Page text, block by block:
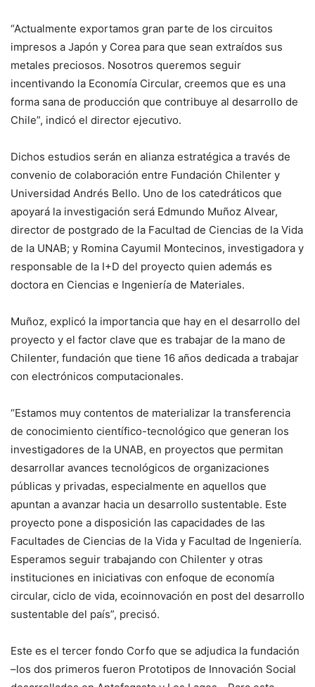
“Actualmente exportamos gran parte de los circuitos
impresos a Japón y Corea para que sean extraídos sus
metales preciosos. Nosotros queremos seguir
incentivando la Economía Circular, creemos que es una
forma sana de producción que contribuye al desarrollo de
Chile”, indicó el director ejecutivo.
Dichos estudios serán en alianza estratégica a través de
convenio de colaboración entre Fundación Chilenter y
Universidad Andrés Bello. Uno de los catedráticos que
apoyará la investigación será Edmundo Muñoz Alvear,
director de postgrado de la Facultad de Ciencias de la Vida
de la UNAB; y Romina Cayumil Montecinos, investigadora y
responsable de la I+D del proyecto quien además es
doctora en Ciencias e Ingeniería de Materiales.
Muñoz, explicó la importancia que hay en el desarrollo del
proyecto y el factor clave que es trabajar de la mano de
Chilenter, fundación que tiene 16 años dedicada a trabajar
con electrónicos computacionales.
“Estamos muy contentos de materializar la transferencia
de conocimiento científico-tecnológico que generan los
investigadores de la UNAB, en proyectos que permitan
desarrollar avances tecnológicos de organizaciones
públicas y privadas, especialmente en aquellos que
apuntan a avanzar hacia un desarrollo sustentable. Este
proyecto pone a disposición las capacidades de las
Facultades de Ciencias de la Vida y Facultad de Ingeniería.
Esperamos seguir trabajando con Chilenter y otras
instituciones en iniciativas con enfoque de economía
circular, ciclo de vida, ecoinnovación en post del desarrollo
sustentable del país”, precisó.
Este es el tercer fondo Corfo que se adjudica la fundación
–los dos primeros fueron Prototipos de Innovación Social